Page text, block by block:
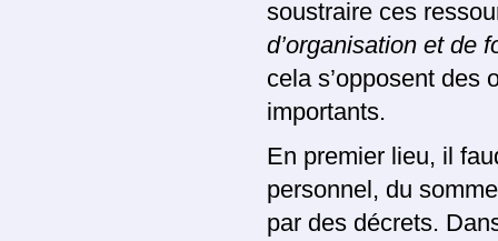
soustraire ces
d’organisation et de
cela s’opposent des
importants.
En premier lieu, il
personnel, du
par des décrets.